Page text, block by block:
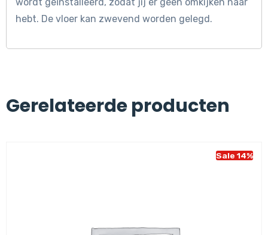
hebt. De vloer kan zwevend worden gelegd.
Gerelateerde producten
Sale 14%